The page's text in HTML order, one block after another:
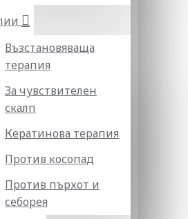
Възстановяваща
терапия
За чувствителен
скалп
Кератинова терапия
Против косопад
Против пърхот и
себорея